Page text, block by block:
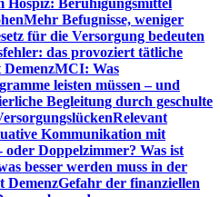
Hospiz: Beruhigungsmittel
Mehr Befugnisse, weniger
für die Versorgung bedeuten
das provoziert tätliche
MCI: Was
leisten müssen – und
Begleitung durch geschulte
Relevant
Kommunikation mit
oder Doppelzimmer? Was ist
besser werden muss in der
DemenzGefahr der finanziellen